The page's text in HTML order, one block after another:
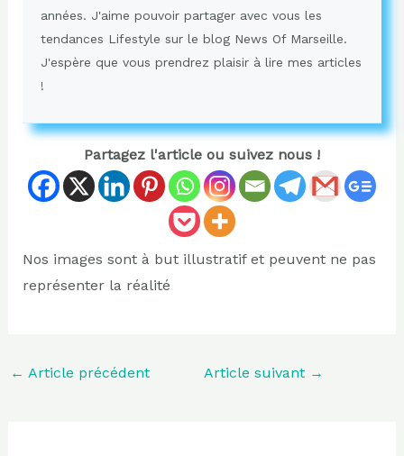
années. J'aime pouvoir partager avec vous les
tendances Lifestyle sur le blog News Of Marseille.
J'espère que vous prendrez plaisir à lire mes articles
!
Partagez l'article ou suivez nous !
Nos images sont à but illustratif et peuvent ne pas
représenter la réalité
← Article précédent Article suivant →